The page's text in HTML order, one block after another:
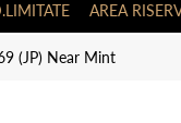
AREA
(JP) Near Mint